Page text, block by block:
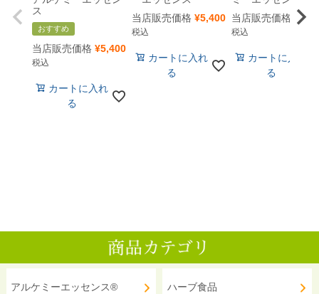
ス
おすすめ
当店販売価格 ¥5,400
税込
カートに入れ
る
当店販売価格 ¥5,400
税込
カートに入れ
る
当店販売価格
¥
税込
カートに入れ
る
アルケミーエッセンス® ハーブ食品